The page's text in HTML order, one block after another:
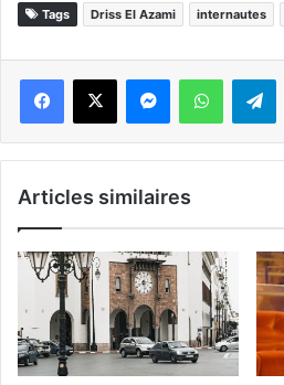
Tags Driss El Azami internautes
WhatsApp
Articles similaires